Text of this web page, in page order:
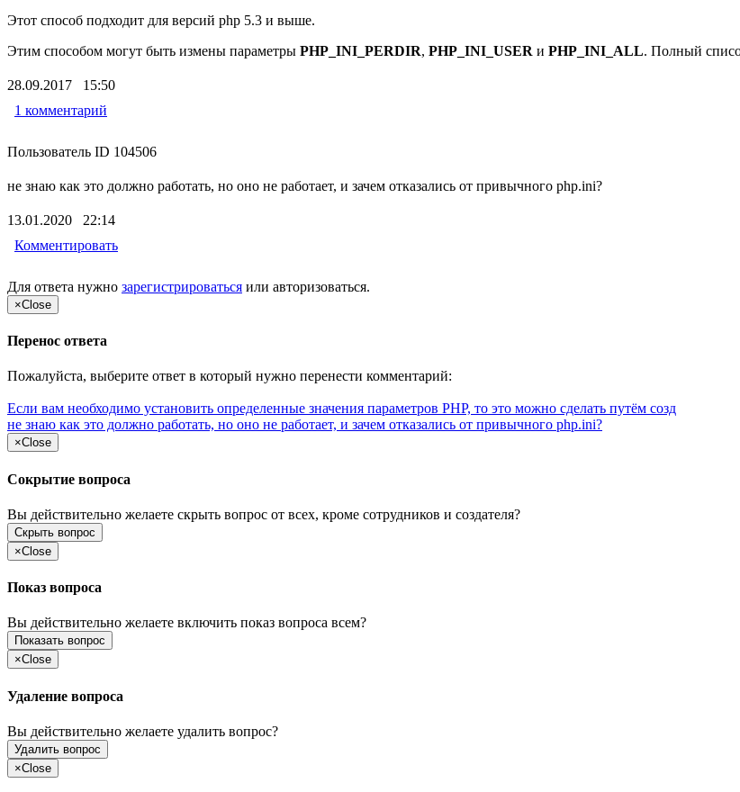
Этот способ подходит для версий php 5.3 и выше.
Этим способом могут быть измены параметры PHP_INI_PERDIR, PHP_INI_USER и PHP_INI_ALL. Полный
28.09.2017 15:50
1 комментарий
Пользователь ID 104506
не знаю как это должно работать, но оно не работает, и зачем отказались от привычного php.ini?
13.01.2020 22:14
Комментировать
Для ответа нужно зарегистрироваться или авторизоваться.
×Close
Перенос ответа
Пожалуйста, выберите ответ в который нужно перенести комментарий:
Если вам необходимо установить определенные значения параметров PHP, то это можно сделать путём созд
не знаю как это должно работать, но оно не работает, и зачем отказались от привычного php.ini?
×Close
Сокрытие вопроса
Вы действительно желаете скрыть вопрос от всех, кроме сотрудников и создателя?
Скрыть вопрос
×Close
Показ вопроса
Вы действительно желаете включить показ вопроса всем?
Показать вопрос
×Close
Удаление вопроса
Вы действительно желаете удалить вопрос?
Удалить вопрос
×Close